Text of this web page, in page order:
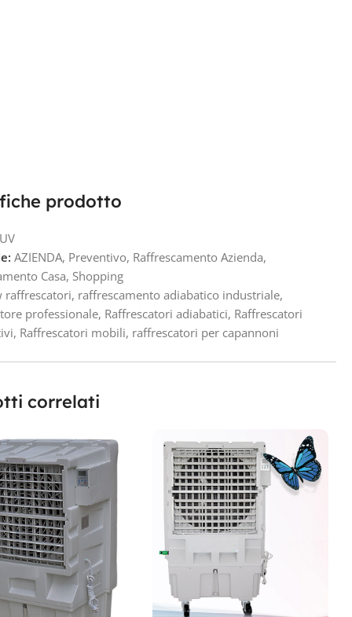
prodotto
AZIENDA, Preventivo, Raffrescamento Azienda,
Casa, Shopping
raffrescatori, raffrescamento adiabatico industriale,
professionale, Raffrescatori adiabatici, Raffrescatori
, Raffrescatori mobili, raffrescatori per capannoni
correlati